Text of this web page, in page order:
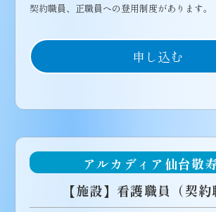
契約職員、正職員への登用制度があります。
申し込む
アルカディア仙台敬
【施設】看護職員（契約